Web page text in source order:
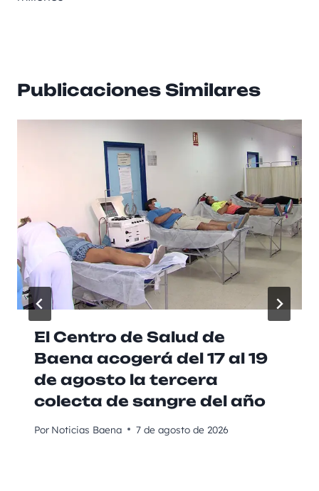
Publicaciones Similares
El Centro de Salud de
Baena acogerá del 17 al 19
de agosto la tercera
colecta de sangre del año
Por Noticias Baena 7 de agosto de 2026